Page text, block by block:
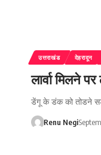
उत्तराखंड देहरादून
लार्वा मिलने
डेंगू के डंक को तोडने
Renu Negi